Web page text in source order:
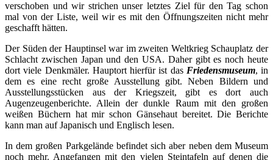
verschoben und wir strichen unser letztes Ziel für den Tag schon
mal von der Liste, weil wir es mit den Öffnungszeiten nicht mehr
geschafft hätten.
Der Süden der Hauptinsel war im zweiten Weltkrieg Schauplatz der
Schlacht zwischen Japan und den USA. Daher gibt es noch heute
dort viele Denkmäler. Hauptort hierfür ist das Friedensmuseum, in
dem es eine recht große Ausstellung gibt. Neben Bildern und
Ausstellungsstücken aus der Kriegszeit, gibt es dort auch
Augenzeugenberichte. Allein der dunkle Raum mit den großen
weißen Büchern hat mir schon Gänsehaut bereitet. Die Berichte
kann man auf Japanisch und Englisch lesen.
In dem großen Parkgelände befindet sich aber neben dem Museum
noch mehr. Angefangen mit den vielen Steintafeln auf denen die